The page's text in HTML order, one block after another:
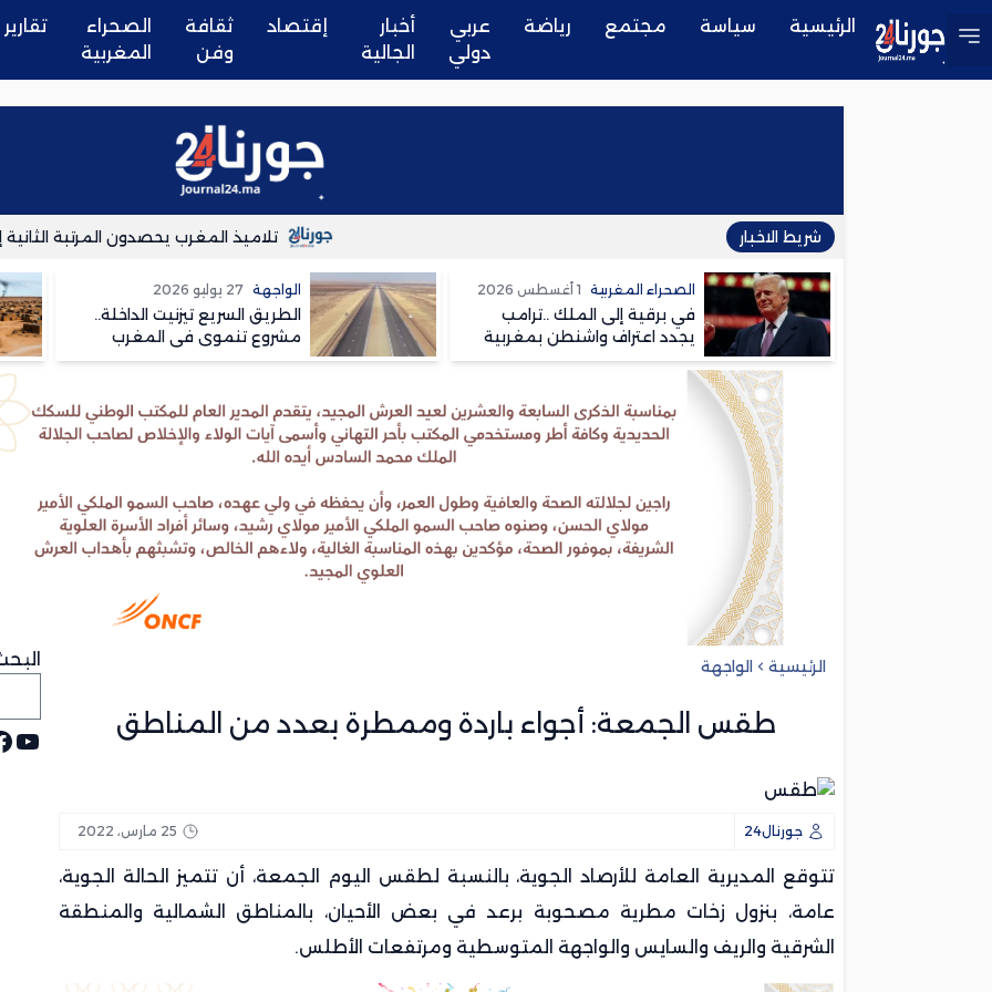
الرئيسية سياسة مجتمع رياضة
عربي
دولي
أخبار
الجالية
إقتصاد
ثقافة
وفن
الصحراء
المغربية
تقارير
شريط الاخبار تلاميذ المغرب يحصدون المرتبة الثانية
الصحراء المغربية 1 أغسطس 2026
في برقية إلى الملك ..ترامب
يجدد اعتراف واشنطن بمغربية
الصحراء
الواجهة 27 يوليو 2026
الطريق السريع تيزنيت الداخلة..
مشروع تنموي في المغرب
وسعار في الجزائر
الرئيسية الواجهة
طقس الجمعة: أجواء باردة وممطرة بعدد من المناطق
جورنال24 25 مارس، 2022
تتوقع المديرية العامة للأرصاد الجوية، بالنسبة لطقس اليوم الجمعة، أن تتميز الحالة الجوية،
عامة، بنزول زخات مطرية مصحوبة برعد في بعض الأحيان، بالمناطق الشمالية والمنطقة
الشرقية والريف والسايس والواجهة المتوسطية ومرتفعات الأطلس.